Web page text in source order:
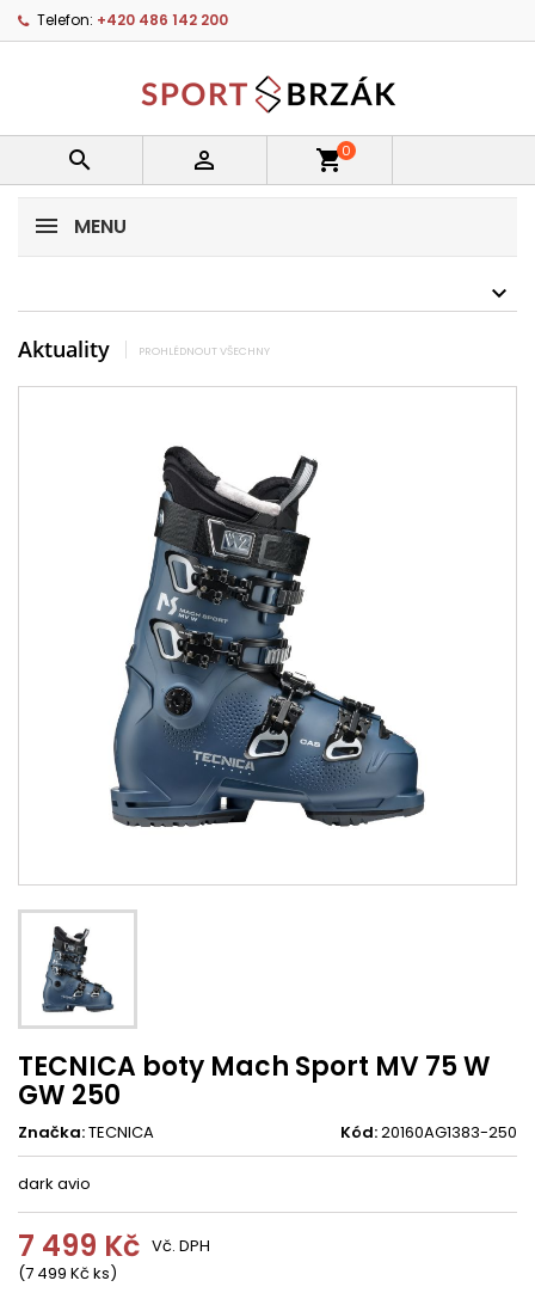
Telefon: +420 486 142 200
  shopping_cart0
MENU
Aktuality PROHLÉDNOUT VŠECHNY
TECNICA boty Mach Sport MV 75 W
GW 250
Značka:TECNICA Kód:20160AG1383-250
dark avio
7 499 Kč
(7 499 Kč ks)
Vč. DPH